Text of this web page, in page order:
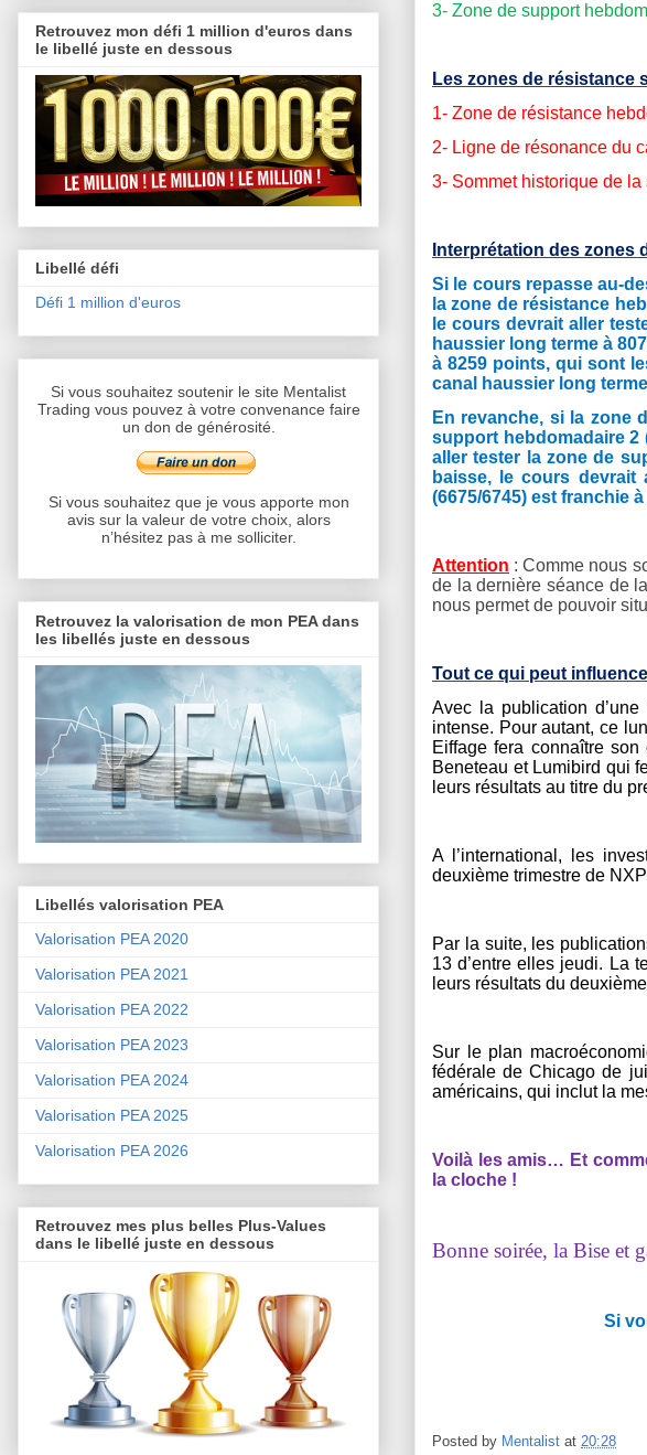
3- Zone de support
Les zones de résistance
1- Zone de résistance
2- Ligne de résonance du
3- Sommet historique de
Interprétation des zones
Si le cours repasse au-
la zone de résistance
le cours devrait aller
haussier long terme à
à 8259 points, qui sont
canal haussier long
En revanche, si la zone
support hebdomadaire 2
aller tester la zone de
baisse, le cours devrait
(6675/6745) est franchie
Attention : Comme nous
de la dernière séance de
nous permet de pouvoir
Tout ce qui peut
Avec la publication
intense. Pour autant, ce
Eiffage fera connaître
Beneteau et Lumibird qui
leurs résultats au titre du
A l’international, les
deuxième trimestre de
Par la suite, les
13 d’entre elles jeudi. La
leurs résultats du
Sur le plan
fédérale de Chicago de
américains, qui inclut la
Voilà les amis… Et c
la cloche !
Bonne soirée, la Bise et
Si
Posted by Mentalist at 20:28
Retrouvez mon défi 1 million d'euros dans
le libellé juste en dessous
Libellé défi
Défi 1 million d'euros
Si vous souhaitez soutenir le site Mentalist
Trading vous pouvez à votre convenance faire
un don de générosité.
Si vous souhaitez que je vous apporte mon
avis sur la valeur de votre choix, alors
n’hésitez pas à me solliciter.
Retrouvez la valorisation de mon PEA dans
les libellés juste en dessous
Libellés valorisation PEA
Valorisation PEA 2020
Valorisation PEA 2021
Valorisation PEA 2022
Valorisation PEA 2023
Valorisation PEA 2024
Valorisation PEA 2025
Valorisation PEA 2026
Retrouvez mes plus belles Plus-Values
dans le libellé juste en dessous